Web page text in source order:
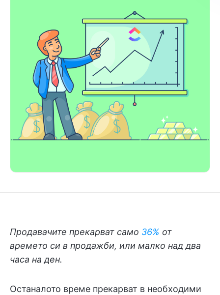
Продавачите прекарват само 36% от
времето си в продажби, или малко над два
часа на ден.
Останалото време прекарват в необходими